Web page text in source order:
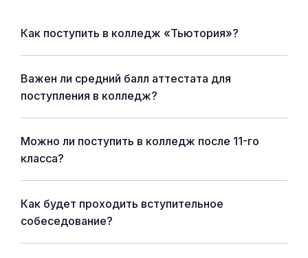
Как поступить в колледж «Тьютория»?
Важен ли средний балл аттестата для
поступления в колледж?
Можно ли поступить в колледж после 11-го
класса?
Как будет проходить вступительное
собеседование?